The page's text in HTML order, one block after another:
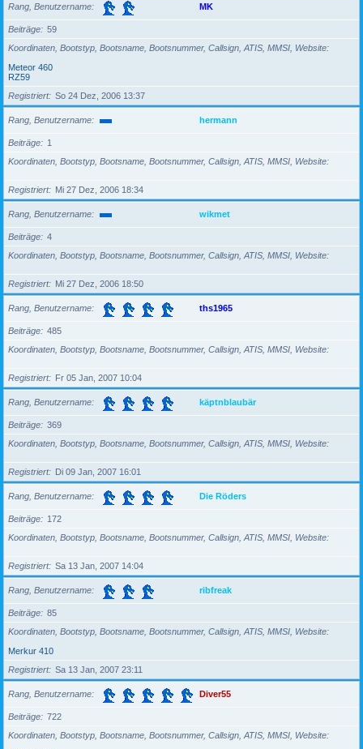
Rang, Benutzername MK
Beiträge
59
Koordinaten, Bootstyp, Bootsname, Bootsnummer, Callsign, ATIS, MMSI, Website
Meteor 460
RZ59
Registriert
So 24 Dez, 2006 13:37
Rang, Benutzername hermann
Beiträge
1
Koordinaten, Bootstyp, Bootsname, Bootsnummer, Callsign, ATIS, MMSI, Website
Registriert Mi 27 Dez, 2006 18:34
Rang, Benutzername wikmet
Beiträge
4
Koordinaten, Bootstyp, Bootsname, Bootsnummer, Callsign, ATIS, MMSI, Website
Registriert Mi 27 Dez, 2006 18:50
Rang, Benutzername ths1965
Beiträge
485
Koordinaten, Bootstyp, Bootsname, Bootsnummer, Callsign, ATIS, MMSI, Website
Registriert Fr 05 Jan, 2007 10:04
Rang, Benutzername käptnblaubär
Beiträge
369
Koordinaten, Bootstyp, Bootsname, Bootsnummer, Callsign, ATIS, MMSI, Website
Registriert Di 09 Jan, 2007 16:01
Rang, Benutzername Die Röders
Beiträge
172
Koordinaten, Bootstyp, Bootsname, Bootsnummer, Callsign, ATIS, MMSI, Website
Registriert Sa 13 Jan, 2007 14:04
Rang, Benutzername ribfreak
Beiträge
85
Koordinaten, Bootstyp, Bootsname, Bootsnummer, Callsign, ATIS, MMSI, Website
Merkur 410
Registriert
Sa 13 Jan, 2007 23:11
Rang, Benutzername Diver55
Beiträge
722
Koordinaten, Bootstyp, Bootsname, Bootsnummer, Callsign, ATIS, MMSI, Website